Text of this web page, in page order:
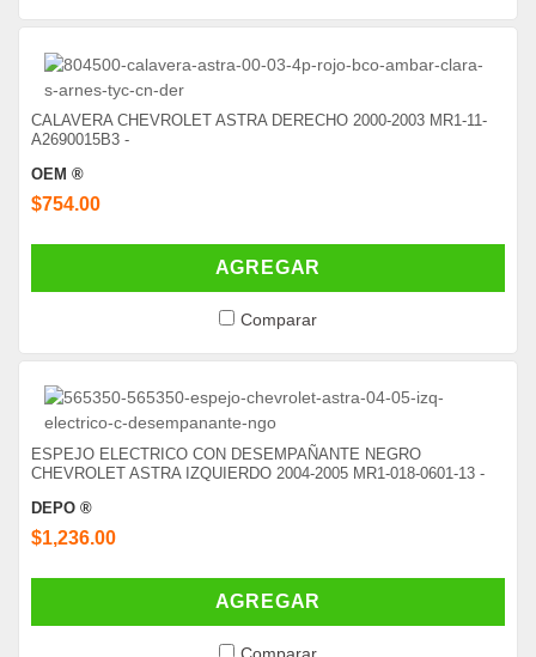
CALAVERA CHEVROLET ASTRA DERECHO 2000-2003 MR1-11-
A2690015B3 -
OEM ®
$754.00
AGREGAR
Comparar
ESPEJO ELECTRICO CON DESEMPAÑANTE NEGRO
CHEVROLET ASTRA IZQUIERDO 2004-2005 MR1-018-0601-13 -
DEPO ®
$1,236.00
AGREGAR